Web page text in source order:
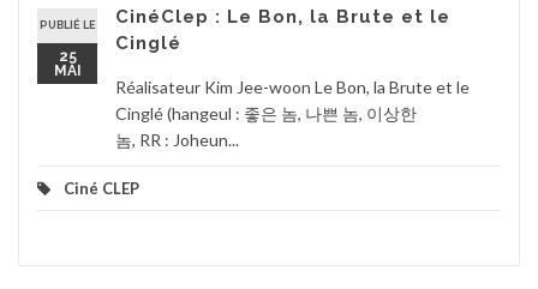
PUBLIÉ LE
25
MAI
CinéClep : Le Bon, la Brute et le
Cinglé
Réalisateur Kim Jee-woon Le Bon, la Brute et le
Cinglé (hangeul : 좋은 놈, 나쁜 놈, 이상한
놈, RR : Joheun...
Ciné CLEP